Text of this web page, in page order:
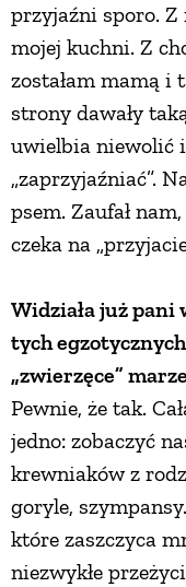
przyjaźni sporo. Z
mojej kuchni. Z
zostałam mamą i
strony dawały
uwielbia niewolić
„zaprzyjaźniać”.
psem. Zaufał
czeka na
Widziała już
tych
„zwierzęce”
Pewnie, że tak.
jedno: zobaczyć
krewniaków z
goryle,
które zaszczyca
niezwykłe